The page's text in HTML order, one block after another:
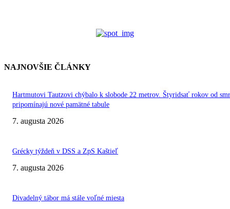
NAJNOVŠIE ČLÁNKY
Hartmutovi Tautzovi chýbalo k slobode 22 metrov. Štyridsať rokov od
pripomínajú nové pamätné tabule
7. augusta 2026
Grécky týždeň v DSS a ZpS Kaštieľ
7. augusta 2026
Divadelný tábor má stále voľné miesta